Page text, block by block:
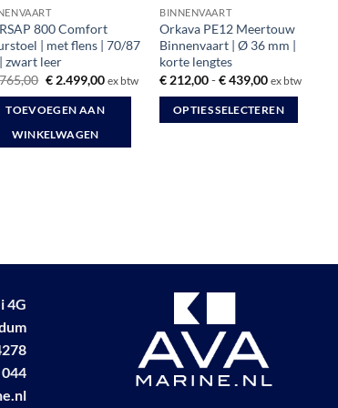
800 Comfort
| met flens | 70/87
zwart leer
Oorspronkelijke
was:
€ 2.765,00.
€2.499,00Huidige
is:
€ 2.499,00.
ex btw
TOEVOEGEN AAN
WINKELWAGEN
BINNENVAART
Orkava PE12 Meertouw
Binnenvaart | Ø 36 mm |
korte lengtes
€ 212,00-€439,00Prijsklasse:
tot
€ 439,00
ex btw
OPTIES SELECTEREN
gekozen
worden
op
de
productpagina
4G